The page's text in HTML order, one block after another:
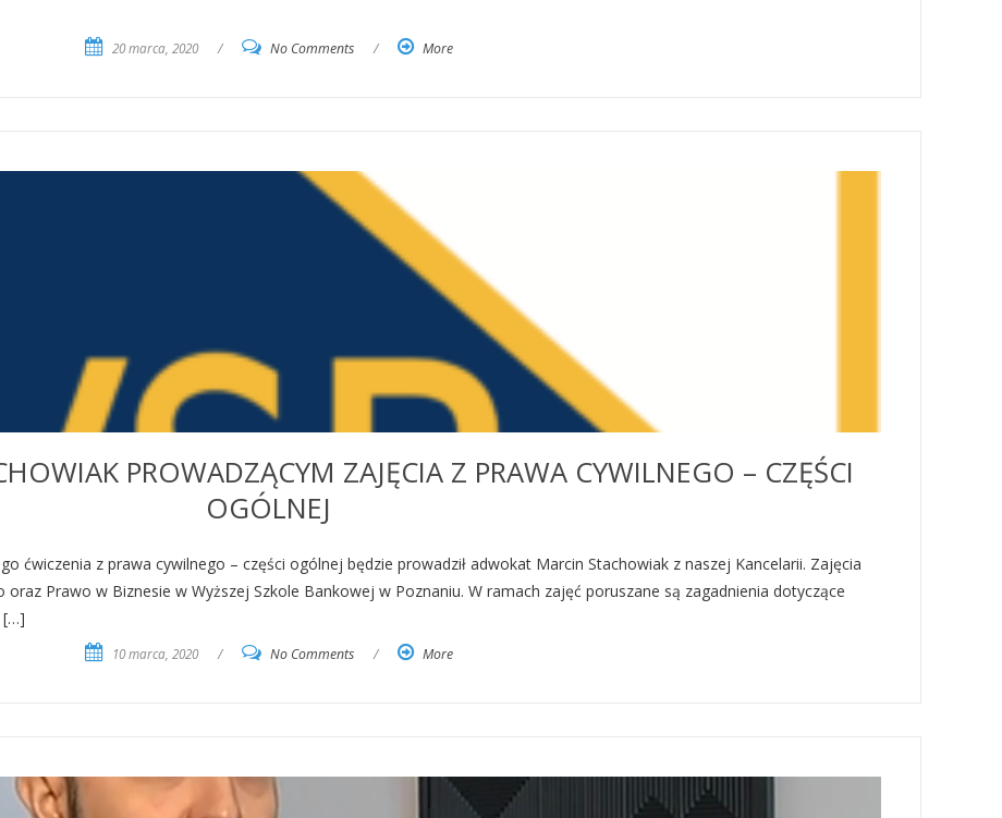
20 marca, 2020 / No Comments / More
PROWADZĄCYM ZAJĘCIA Z PRAWA CYWILNEGO – CZĘŚCI
OGÓLNEJ
ćwiczenia z prawa cywilnego – części ogólnej będzie prowadził adwokat Marcin Stachowiak z naszej Kancelarii. Zajęcia
Prawo w Biznesie w Wyższej Szkole Bankowej w Poznaniu. W ramach zajęć poruszane są zagadnienia dotyczące
[…]
10 marca, 2020 / No Comments / More